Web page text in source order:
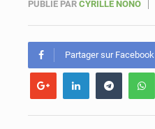
PUBLIÉ PAR CYRILLE NONO
Partager sur Facebook